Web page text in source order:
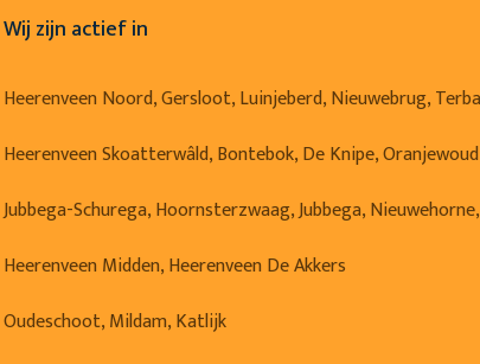
Wij zijn actief in
Heerenveen Noord, Gersloot, Luinjeberd, Nieuwebrug,
Heerenveen Skoatterwâld, Bontebok, De Knipe, Oranjewoud
Jubbega-Schurega, Hoornsterzwaag, Jubbega,
Heerenveen Midden, Heerenveen De Akkers
Oudeschoot, Mildam, Katlijk